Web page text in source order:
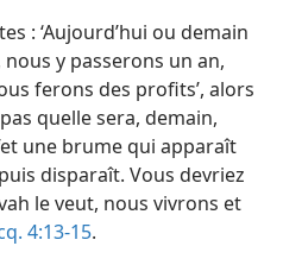
: ‘Aujourd’hui ou demain
y passerons un an,
ferons des profits’, alors
quelle sera, demain,
une brume qui apparaît
disparaît. Vous devriez
le veut, nous vivrons et
4:13-15.